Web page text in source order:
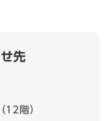
先
12階）